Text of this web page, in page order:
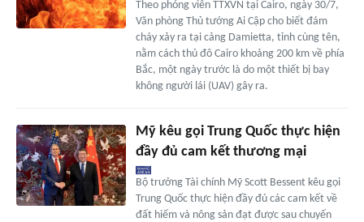
Theo phóng viên TTXVN tại Cairo, ngày 30/7,
Văn phòng Thủ tướng Ai Cập cho biết đám
cháy xảy ra tại cảng Damietta, tỉnh cùng tên,
nằm cách thủ đô Cairo khoảng 200 km về phía
Bắc, một ngày trước là do một thiết bị bay
không người lái (UAV) gây ra.
Mỹ kêu gọi Trung Quốc thực hiện
đầy đủ cam kết thương mại
Bộ trưởng Tài chính Mỹ Scott Bessent kêu gọi
Trung Quốc thực hiện đầy đủ các cam kết về
đất hiếm và nông sản đạt được sau chuyến